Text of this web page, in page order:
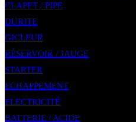
CLAPET / PIPE
DURITE
GICLEUR
RÉSERVOIR / JAUGE
STARTER
ECHAPPEMENT
ELECTRICITÉ
BATTERIE / ACIDE